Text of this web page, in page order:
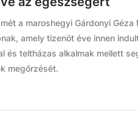
a maroshegyi Gárdonyi
amely tizenöt éve innen
és teltházas alkalmak mellett
megőrzését.